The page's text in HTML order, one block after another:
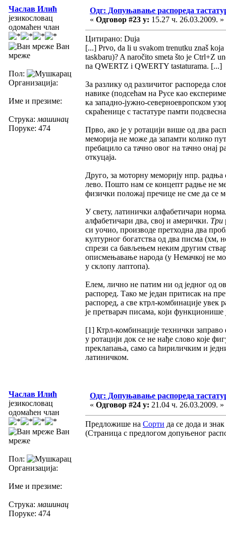
Часлав Илић
језикословац
одомаћен члан
Ван
мреже
Пол:
Организација:
Име и презиме:
Струка: машинац
Поруке: 474
Одг: Допуњавање распореда
« Одговор #23 у: 15.27 ч. 26.03.2009. »
Цитирано: Duja
[...] Prvo, da li u svakom trenutku znaš
taskbaru)? A naročito smeta što je Ctrl+Z
na QWERTZ i QWERTY tastaturama. [...]
За разлику од различитог распореда
навике (подсећам на Русе као
ка западно-јужно-северноевропском
скраћенице с тастатуре памти
Прво, ако је у ротацији више од два
меморија не може да запамти колико
пребацило са тачно овог на тачно онај
откуцаја.
Друго, за моторну меморију нпр. радња
лево. Пошто нам се концепт радње не
физички положај пречице не сме да се
У свету, латинички алфабетичари
алфабетичари два, свој и амерички. Три
си уочио, производе претходна два
културног богатства од два писма (хм,
спрези са бављењем неким другим
описмењавање народа (у Немачкој не
у склопу лаптопа).
Елем, лично не патим ни од једног од
распоред. Тако ме један притисак на
распоред, а све ктрл-комбинације
је претварач писама, који
[1] Ктрл-комбинације технички
у ротацији док се не нађе слово које
преклапања, само са ћириличким и
латиничком.
Часлав Илић
језикословац
одомаћен члан
Ван
мреже
Пол:
Организација:
Име и презиме:
Струка: машинац
Поруке: 474
Одг: Допуњавање распореда
« Одговор #24 у: 21.04 ч. 26.03.2009. »
Предложише на Сорти да се дода и
(Страница с предлогом допуњеног